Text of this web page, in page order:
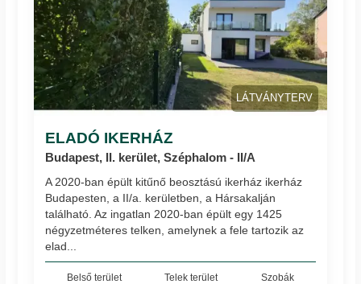
LÁTVÁNYTERV
ELADÓ IKERHÁZ
Budapest, II. kerület, Széphalom - II/A
A 2020-ban épült kitűnő beosztású ikerház ikerház
Budapesten, a II/a. kerületben, a Hársakalján
található. Az ingatlan 2020-ban épült egy 1425
négyzetméteres telken, amelynek a fele tartozik az
elad...
Belső terület Telek terület Szobák